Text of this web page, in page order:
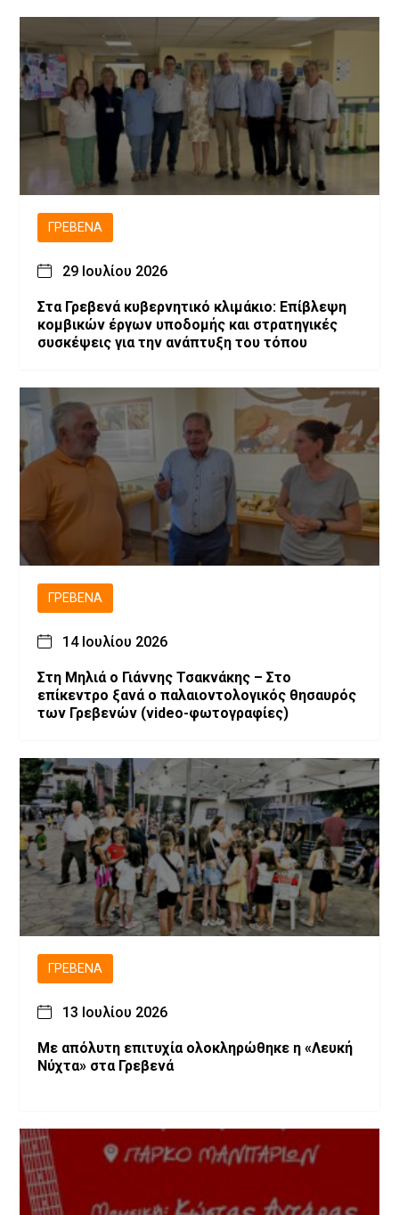
ΓΡΕΒΕΝΆ
29 Ιουλίου 2026
Στα Γρεβενά κυβερνητικό κλιμάκιο: Επίβλεψη
κομβικών έργων υποδομής και στρατηγικές
συσκέψεις για την ανάπτυξη του τόπου
ΓΡΕΒΕΝΆ
14 Ιουλίου 2026
Στη Μηλιά ο Γιάννης Τσακνάκης – Στο
επίκεντρο ξανά ο παλαιοντολογικός θησαυρός
των Γρεβενών (video-φωτογραφίες)
ΓΡΕΒΕΝΆ
13 Ιουλίου 2026
Με απόλυτη επιτυχία ολοκληρώθηκε η «Λευκή
Νύχτα» στα Γρεβενά